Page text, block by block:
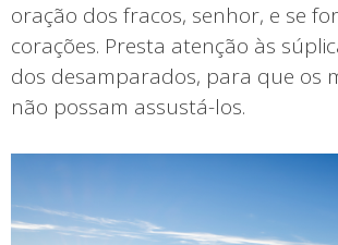
oração dos fracos, senhor, e se
corações. Presta atenção às
dos desamparados, para que os
não possam assustá-los.